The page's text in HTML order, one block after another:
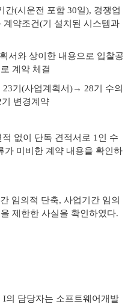
(시운전 포함 30일), 경쟁업
계약조건(기 설치된 시스템과
서와 상이한 내용으로 입찰공
계약 체결
기(사업계획서)→ 28기 수의
변경계약
없이 단독 견적서로 1인 수
가 미비한 계약 내용을 확인하
임의적 단축, 사업기간 임의
제한한 사실을 확인하였다.
I의 담당자는 소프트웨어개발